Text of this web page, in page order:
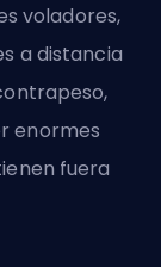
voladores,
a distancia
enormes
fuera